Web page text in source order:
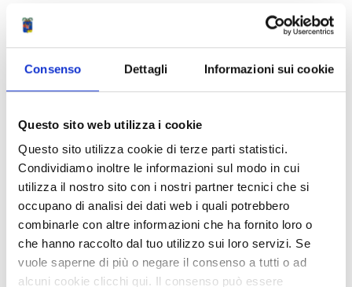
Consenso Dettagli Informazioni sui cookie
Questo sito web utilizza i cookie
Questo sito utilizza cookie di terze parti statistici.
Condividiamo inoltre le informazioni sul modo in cui
utilizza il nostro sito con i nostri partner tecnici che si
occupano di analisi dei dati web i quali potrebbero
combinarle con altre informazioni che ha fornito loro o
che hanno raccolto dal tuo utilizzo sui loro servizi. Se
vuole saperne di più o negare il consenso a tutti o ad
alcuni cookie clicchi qui. Il consenso può essere
«La sperimentazione nella scuola reggiana ha una
storia
lunga e consolidata
Francesca Bedogni,
Vicepresidente della Provincia di Reggio Emilia con delega
alla Scuola–. Saper sperimentare nuovi percorsi
significastare al passo con i tempi
strumenti adeguati per il loro futuro. Ringrazio le comunità
scolastiche delMandelae delD’Arzo per ildialogo costante
e costruttivoche portiamo avanti anche su questi temi,
nella consapevolezza che l’innovazione nella scuola nasce
sempre dal confronto e dalla collaborazione».
Contatti